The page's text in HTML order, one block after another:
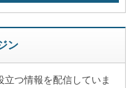
ン
つ情報を配信していま